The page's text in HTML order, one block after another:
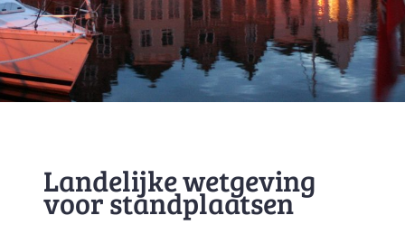
Landelijke wetgeving
voor standplaatsen